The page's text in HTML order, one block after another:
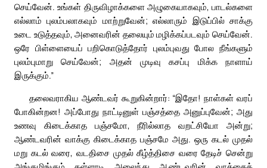
செய்வேன். உங்கள் திருவிழாக்களை அழுகையாகவும், பாடல்களை
எல்லாம் புலம்பலாகவும் மாற்றுவேன்; எல்லாரும் இடுப்பில் சாக்கு
உடை உடுத்தவும், அனைவரின் தலையும் மழிக்கப்படவும் செய்வேன்.
ஒரே பிள்ளையைப் பறிகொடுத்தோர் புலம்புவது போல நீங்களும்
புலம்புமாறு செய்வேன்; அதன் முடிவு கசப்பு மிக்க நாளாய்
இருக்கும்.”
தலைவராகிய ஆண்டவர் கூறுகின்றார்: “இதோ! நாள்கள் வரப்
போகின்றன! அப்போது நாட்டினுள் பஞ்சத்தை அனுப்புவேன்; அது
உணவு கிடைக்காத பஞ்சமோ, நீரில்லாத வறட்சியோ அன்று;
ஆண்டவரின் வாக்கு கிடைக்காத பஞ்சமே அது. ஒரு கடல் முதல்
மறு கடல் வரை, வடதிசை முதல் கீழ்த்திசை வரை தேடிச் சென்று